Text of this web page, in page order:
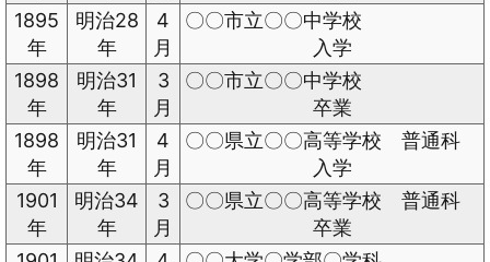
1895
年
明治28
年
4
月
〇〇市立〇〇中学校
入学
1898
年
明治31
年
3
月
〇〇市立〇〇中学校
卒業
1898
年
明治31
年
4
月
〇〇県立〇〇高等学校 普通科
入学
1901
年
明治34
年
3
月
〇〇県立〇〇高等学校 普通科
卒業